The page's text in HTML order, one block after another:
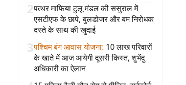
2पत्थर माफिया टुलू मंडल की ससुराल में
एसटीएफ के छापे, बुलडोजर और बम निरोधक
दस्ते के साथ की खुदाई
3पश्चिम बंग आवास योजना: 10 लाख परिवारों
के खाते में आज आयेगी दूसरी किस्त, शुभेंदु
अधिकारी का ऐलान